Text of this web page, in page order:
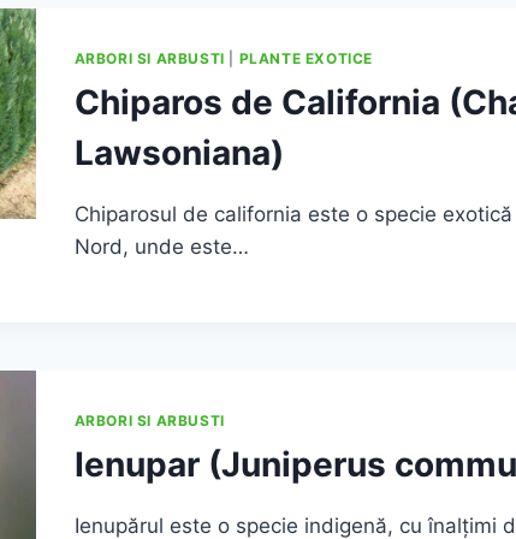
ARBORI SI ARBUSTI PLANTE EXOTICE
Chiparos de California
Lawsoniana)
Chiparosul de california este o specie
Nord, unde este…
ARBORI SI ARBUSTI
Ienupar (Juniperus
Ienupărul este o specie indigenă, cu înalţimi